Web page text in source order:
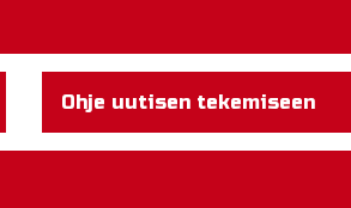
Ohje uutisen tekemiseen